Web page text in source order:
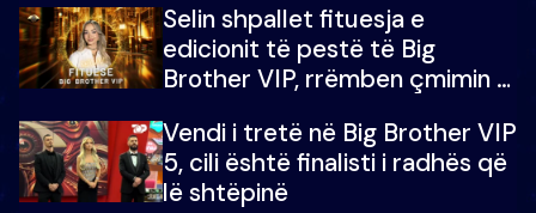
Selin shpallet fituesja e
edicionit të pestë të Big
Brother VIP, rrëmben çmimin e
Vendi i tretë në Big Brother VIP
5, cili është finalisti i radhës që
lë shtëpinë